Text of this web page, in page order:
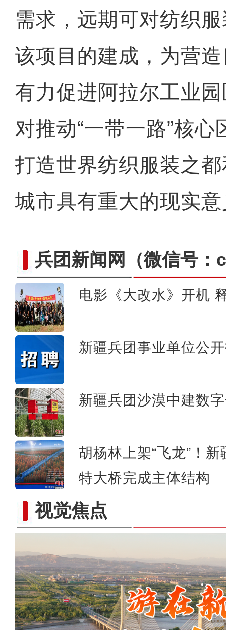
需求，远期可对纺织
该项目的建成，为营
有力促进阿拉尔工业
对推动“一带一路”核
打造世界纺织服装之
城市具有重大的现实
兵团新闻网 （微信号
电影《大改水》开机
新疆兵团事业单位公
新疆兵团沙漠中建数字
胡杨林上架“飞龙”！
特大桥完成主体结构
视觉焦点《游在新疆、吃住在兵团》